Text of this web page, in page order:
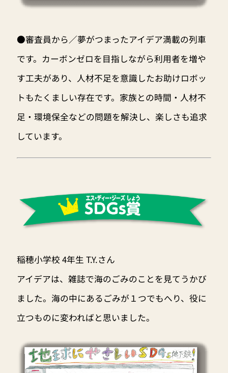
●審査員から／夢がつまったアイデア満載の列車
です。カーボンゼロを目指しながら利用者を増や
す工夫があり、人材不足を意識したお助けロボッ
トもたくましい存在です。家族との時間・人材不
足・環境保全などの問題を解決し、楽しさも追求
しています。
稲穂小学校 4年生 T.Y.さん
アイデアは、雑誌で海のごみのことを見てうかび
ました。海の中にあるごみが１つでもへり、役に
立つものに変わればと思いました。